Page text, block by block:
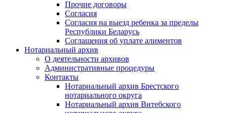
Прочие договоры
Согласия
Согласия на выезд ребенка за пределы
Республики Беларусь
Соглашения об уплате алиментов
Нотариальный архив
О деятельности архивов
Административные процедуры
Контакты
Нотариальный архив Брестского
нотариального округа
Нотариальный архив Витебского